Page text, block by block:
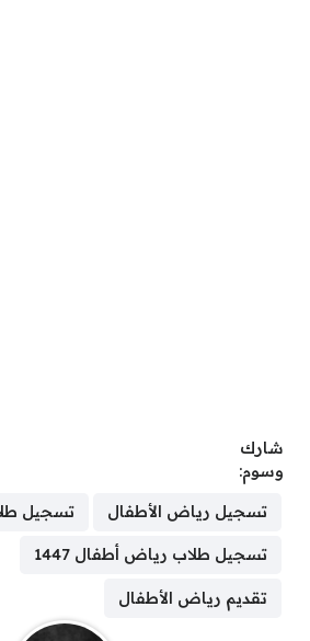
شارك
وسوم:
تسجيل رياض الأطفال تسجيل
تسجيل طلاب رياض أطفال 1447
تقديم رياض الأطفال